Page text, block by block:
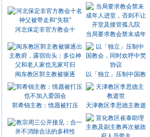
河北保定非官方教会十
当局要求教会禁未成年
闽东教区郭主教被驱逐 以「独立」压制中国教
郭希锦主教：情愿被打压 天津教区李思德主教逝